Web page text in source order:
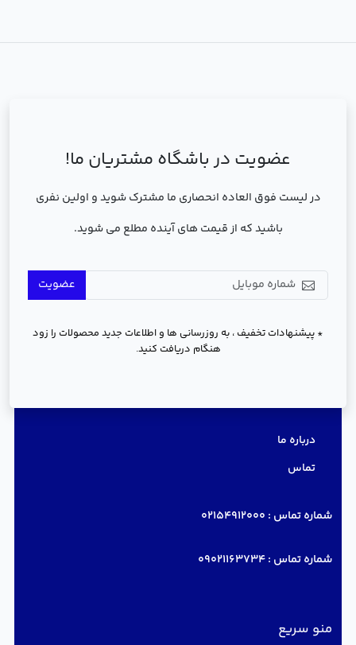
عضویت در باشگاه مشتریان ما!
در لیست فوق العاده انحصاری ما مشترک شوید و اولین نفری
باشید که از قیمت های آینده مطلع می شوید.
عضویت
* پیشنهادات تخفیف ، به روزرسانی ها و اطلاعات جدید محصولات را زود
هنگام دریافت کنید.
درباره ما
تماس
شماره تماس : 02154912000
شماره تماس :09021163734
منو سریع